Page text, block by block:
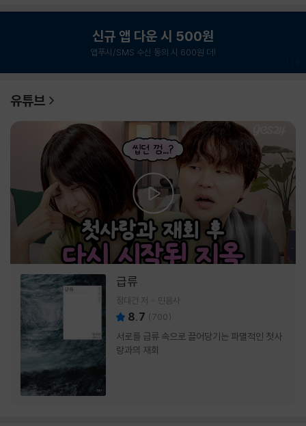
신규 앱 다운 시 500원
앱푸시/SMS 수신 동의 시 600원 더!
유튜브
급류
정대건 저 민음사
8.7 (700)
서로를 급류 속으로 끌어당기는 파멸적인 첫사
랑과의 재회